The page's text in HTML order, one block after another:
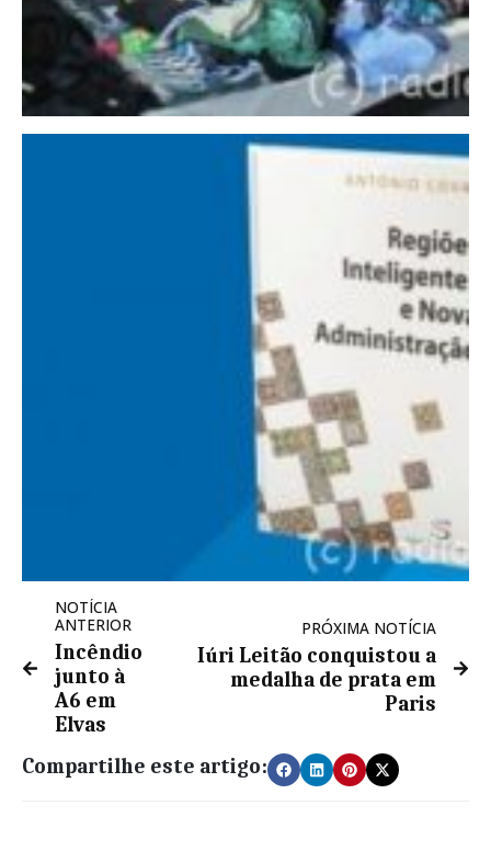
NOTÍCIA
ANTERIOR
Incêndio
junto à
A6 em
Elvas
PRÓXIMA NOTÍCIA
Iúri Leitão conquistou a
medalha de prata em
Paris
Compartilhe este artigo: